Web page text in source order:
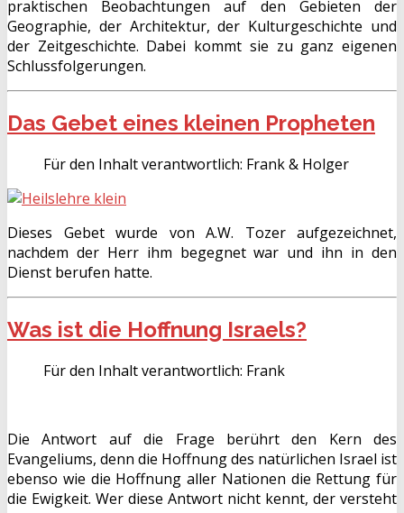
praktischen Beobachtungen auf den Gebieten der
Geographie, der Architektur, der Kulturgeschichte und
der Zeitgeschichte. Dabei kommt sie zu ganz eigenen
Schlussfolgerungen.
Das Gebet eines kleinen Propheten
Für den Inhalt verantwortlich: Frank & Holger
Dieses Gebet wurde von A.W. Tozer aufgezeichnet,
nachdem der Herr ihm begegnet war und ihn in den
Dienst berufen hatte.
Was ist die Hoffnung Israels?
Für den Inhalt verantwortlich: Frank
Die Antwort auf die Frage berührt den Kern des
Evangeliums, denn die Hoffnung des natürlichen Israel ist
ebenso wie die Hoffnung aller Nationen die Rettung für
die Ewigkeit. Wer diese Antwort nicht kennt, der versteht